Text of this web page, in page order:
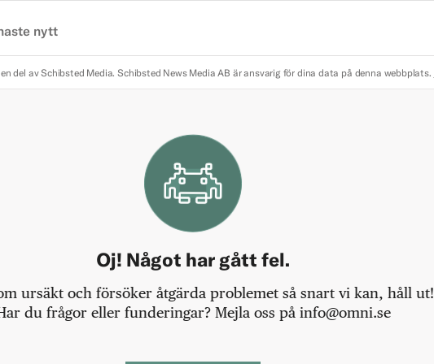
nytt
del av Schibsted Media. Schibsted News Media AB är ansvarig för dina data på denna webbplats.
Oj! Något har gått fel.
ursäkt och försöker åtgärda problemet så snart vi kan, håll ut!
du frågor eller funderingar? Mejla oss på info@omni.se